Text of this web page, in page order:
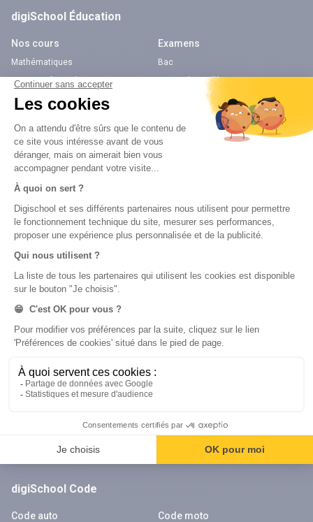
digiSchool Éducation
Nos cours
Mathématiques
Histoire-géographie
Français
Examens
Bac
Brevet des collèges
Annales
Bac
Brevet des collèges
Nos applications
Application Android Éducation
Application iOS Éducation
Nos chaînes youtube
Chaîne Youtube Lycée
digiSchool Orientation
Orientation
Formations
Métiers
Nos applications
digiSchool Code
Code auto Code moto